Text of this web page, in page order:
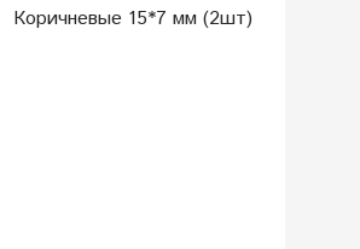
Коричневые 15*7 мм (2шт)